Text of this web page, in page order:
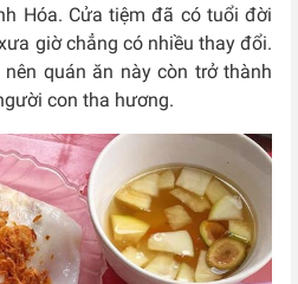
Hóa. Cửa tiệm đã có tuổi đời
giờ chẳng có nhiều thay đổi.
quán ăn này còn trở thành
con tha hương.